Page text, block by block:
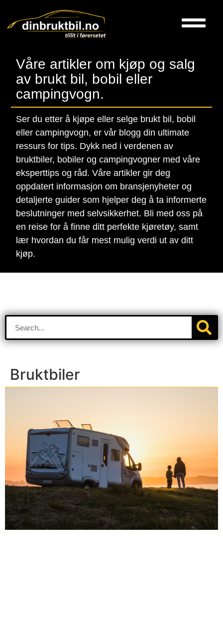
Våre artikler om kjøp og salg
av brukt bil, bobil eller
campingvogn.
Ser du etter å kjøpe eller selge brukt bil, bobil
eller campingvogn, er vår blogg din ultimate
ressurs for tips. Dykk ned i verdenen av
bruktbiler, bobiler og campingvogner med våre
eksperttips og råd. Våre artikler gir deg
oppdatert informasjon om bransjenyheter og
detaljerte guider som hjelper deg å ta informerte
beslutninger med selvsikkerhet. Bli med oss på
en reise for å finne ditt perfekte kjøretøy, samt
lær hvordan du får mest mulig verdi ut av ditt
kjøp.
Bruktbiler